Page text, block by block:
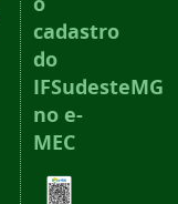
cadastro
do
IFSudesteMG
no e-
MEC